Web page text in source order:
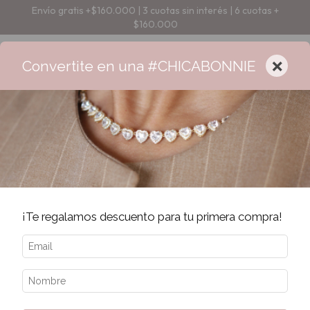
Envío gratis +$160.000 | 3 cuotas sin interés | 6 cuotas +
$160.000
Error - 404
La página que estás buscando no existe.
Quizás te interesen los siguientes productos.
Convertite en una #CHICABONNIE ×
¡Te regalamos descuento para tu primera compra!